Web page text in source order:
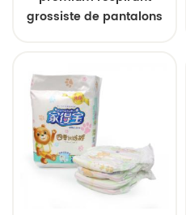
grossiste de pantalons